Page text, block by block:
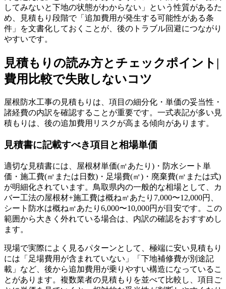
してみないと下地の状態がわからない」という性質があるた
め、見積もり段階で「追加費用が発生する可能性がある条
件」を文書化しておくことが、後のトラブル回避につながり
やすいです。
見積もりの読み方とチェックポイント|
費用比較で失敗しないコツ
屋根防水工事の見積もりは、項目の細分化・単価の妥当性・
諸経費の内訳を確認することが重要です。一式表記が多い見
積もりは、後の追加費用リスクが高まる傾向があります。
見積書に記載すべき項目と相場単価
適切な見積書には、屋根材単価(㎡あたり)・防水シート単
価・施工費(㎡または日数)・足場費(㎡)・廃棄費(㎥または式)
が明細化されています。鳥取県内の一般的な相場として、カ
バー工法の屋根材+施工費は概ね㎡あたり7,000〜12,000円、
シート防水は概ね㎡あたり6,000〜10,000円が目安です。この
範囲から大きく外れている場合は、内訳の確認をおすすめし
ます。
現場で実際によく見るパターンとして、極端に安い見積もり
には「足場費用が含まれていない」「下地補修費が別途記
載」など、後から追加費用が乗りやすい構造になっているこ
とがあります。複数業者の見積もりを並べて比較し、項目ご